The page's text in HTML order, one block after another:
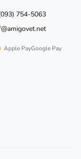
754-5063
Apple PayGoogle Pay